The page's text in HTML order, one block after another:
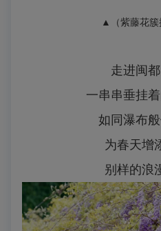
▲（紫藤花簇
走进闽
一串串垂挂
如同瀑布
为春天增
别样的浪